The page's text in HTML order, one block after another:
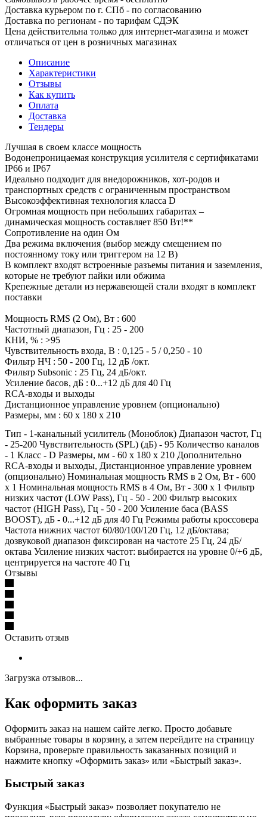
Доставка курьером по г. СПб - по согласованию
Доставка по регионам - по тарифам СДЭК
Цена действительна только для интернет-магазина и может
отличаться от цен в розничных магазинах
Описание
Характеристики
Отзывы
Как купить
Оплата
Доставка
Тендеры
Лучшая в своем классе мощность
Водонепроницаемая конструкция усилителя с сертификатами
IP66 и IP67
Идеально подходит для внедорожников, хот-родов и
транспортных средств с ограниченным пространством
Высокоэффективная технология класса D
Огромная мощность при небольших габаритах –
динамическая мощность составляет 850 Вт!**
Сопротивление на один Ом
Два режима включения (выбор между смещением по
постоянному току или триггером на 12 В)
В комплект входят встроенные разъемы питания и заземления,
которые не требуют пайки или обжима
Крепежные детали из нержавеющей стали входят в комплект
поставки
Мощность RMS (2 Ом), Вт : 600
Частотный диапазон, Гц : 25 - 200
КНИ, % : >95
Чувствительность входа, В : 0,125 - 5 / 0,250 - 10
Фильтр НЧ : 50 - 200 Гц, 12 дБ /окт.
Фильтр Subsonic : 25 Гц, 24 дБ/окт.
Усиление басов, дБ : 0...+12 дБ для 40 Гц
RCA-входы и выходы
Дистанционное управление уровнем (опционально)
Размеры, мм : 60 x 180 x 210
Тип - 1-канальный усилитель (Моноблок) Диапазон частот, Гц
- 25-200 Чувствительность (SPL) (дБ) - 95 Количество каналов
- 1 Класс - D Размеры, мм - 60 x 180 x 210 Дополнительно
RCA-входы и выходы, Дистанционное управление уровнем
(опционально) Номинальная мощность RMS в 2 Ом, Вт - 600
x 1 Номинальная мощность RMS в 4 Ом, Вт - 300 x 1 Фильтр
низких частот (LOW Pass), Гц - 50 - 200 Фильтр высоких
частот (HIGH Pass), Гц - 50 - 200 Усиление баса (BASS
BOOST), дБ - 0...+12 дБ для 40 Гц Режимы работы кроссовера
Частота нижних частот 60/80/100/120 Гц, 12 дБ/октава;
дозвуковой диапазон фиксирован на частоте 25 Гц, 24 дБ/
октава Усиление низких частот: выбирается на уровне 0/+6 дБ,
центрируется на частоте 40 Гц
Отзывы
Оставить отзыв
Загрузка отзывов...
Как оформить заказ
Оформить заказ на нашем сайте легко. Просто добавьте
выбранные товары в корзину, а затем перейдите на страницу
Корзина, проверьте правильность заказанных позиций и
нажмите кнопку «Оформить заказ» или «Быстрый заказ».
Быстрый заказ
Функция «Быстрый заказ» позволяет покупателю не